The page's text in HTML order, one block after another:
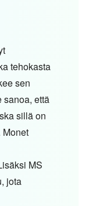
tehokasta
sen
sanoa, että
sillä on
MS
jota